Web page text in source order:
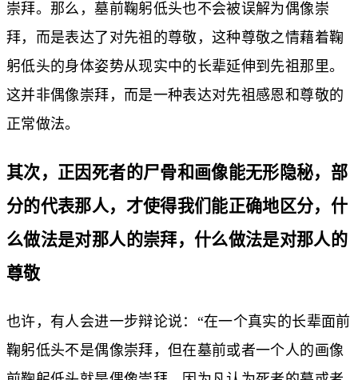
崇拜。那么，墓前鞠躬低头也不会被误解为偶像崇
拜，而是表达了对先祖的尊敬，这种尊敬之情藉着鞠
躬低头的身体姿势从现实中的长辈延伸到先祖那里。
这并非偶像崇拜，而是一种表达对先祖感恩和尊敬的
正常做法。
其次，正因死者的尸骨和画像能无形隐秘，部
分的代表那人，才使得我们能正确地区分，什
么做法是对那人的崇拜，什么做法是对那人的
尊敬
也许，有人会进一步辩论说：“在一个真实的长辈面前
鞠躬低头不是偶像崇拜，但在墓前或者一个人的画像